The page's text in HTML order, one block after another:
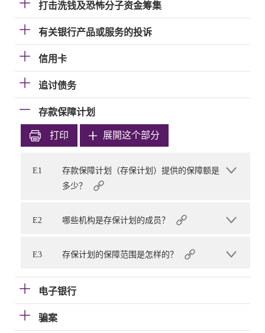
打击洗钱及恐怖分子资金筹集
有关银行产品或服务的投诉
信用卡
追讨债务
存款保障计划
打印 展開这个部分
E1
存款保障计划（存保计划）提供的保障额是
多少？
E2 哪些机构是存保计划的成员？
E3 存保计划的保障范围是怎样的？
电子银行
骗案